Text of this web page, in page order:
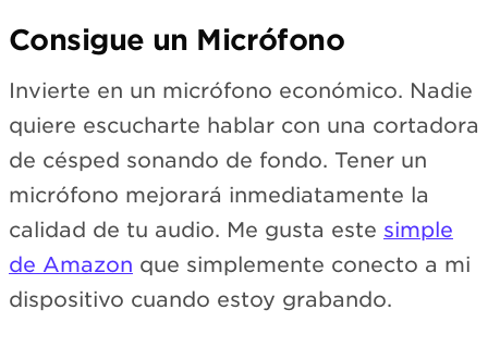
Consigue un Micrófono
Invierte en un micrófono económico. Nadie
quiere escucharte hablar con una cortadora
de césped sonando de fondo. Tener un
micrófono mejorará inmediatamente la
calidad de tu audio. Me gusta este simple
de Amazon que simplemente conecto a mi
dispositivo cuando estoy grabando.